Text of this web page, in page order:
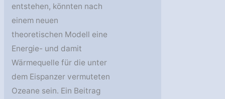
entstehen, könnten nach
einem neuen
theoretischen Modell eine
Energie- und damit
Wärmequelle für die unter
dem Eispanzer vermuteten
Ozeane sein. Ein Beitrag